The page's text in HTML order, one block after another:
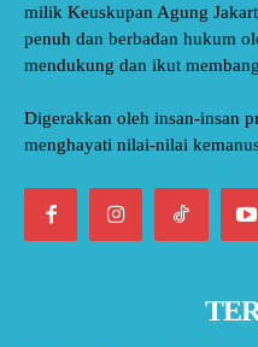
milik Keuskupan Agung
penuh dan berbadan hukum
mendukung dan ikut
Digerakkan oleh insan-insan
menghayati nilai-nilai